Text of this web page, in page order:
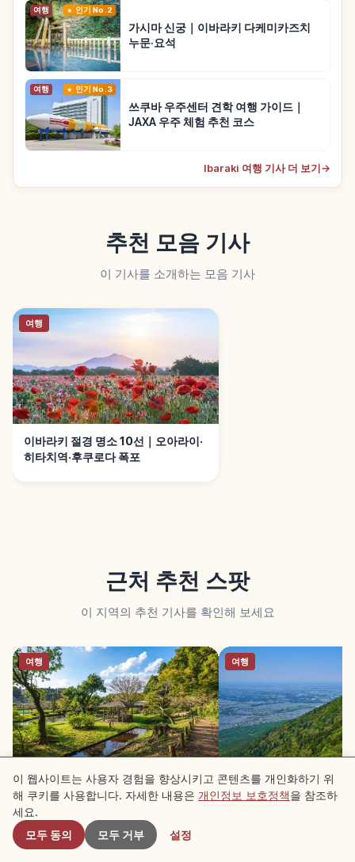
여행 인기 No.2
가시마 신궁｜이바라키 다케미카즈치
누문·요석
여행 인기 No.3
쓰쿠바 우주센터 견학 여행 가이드｜
JAXA 우주 체험 추천 코스
Ibaraki 여행 기사 더 보기→
추천 모음 기사
이 기사를 소개하는 모음 기사
여행
이바라키 절경 명소 10선｜오아라이·
히타치역·후쿠로다 폭포
근처 추천 스팟
이 지역의 추천 기사를 확인해 보세요
여행
가이라쿠엔 가이드｜이바라키 미토
일본 3대 정원·매화 명소
여행
쓰쿠바산｜이바라키
명산과 쌍봉 절경근처 스팟
이 웹사이트는 사용자 경험을 향상시키고 콘텐츠를 개인화하기 위
해 쿠키를 사용합니다. 자세한 내용은 개인정보 보호정책을 참조하
세요.
모두 동의
모두 거부 설정